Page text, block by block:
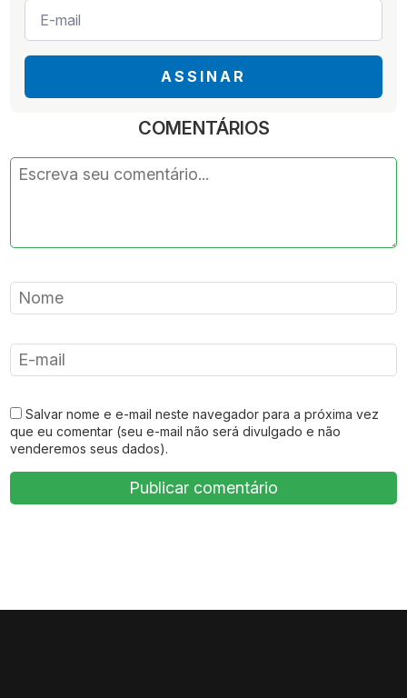
E-
mail
ASSINAR
COMENTÁRIOS
Salvar nome e e-mail neste navegador para a próxima vez
que eu comentar (seu e-mail não será divulgado e não
venderemos seus dados).